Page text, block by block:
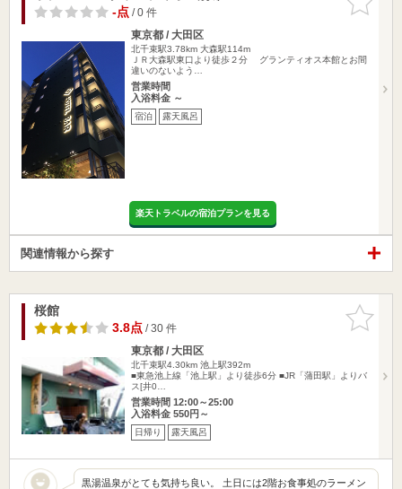
りに追加
-点/ 0 件
東京都 / 大田区
北千束駅3.78km 大森駅114m
ＪＲ大森駅東口より徒歩２分 グランティオス本館とお間
違いのないよう…
営業時間
入浴料金 ～
宿泊 露天風呂
楽天トラベルの宿泊プランを見る
関連情報から探す
お気に入
りに追加
桜館
3.8点/ 30 件
東京都 / 大田区
北千束駅4.30km 池上駅392m
■東急池上線「池上駅」より徒歩6分 ■JR「蒲田駅」よりバ
ス[井0…
営業時間 12:00～25:00
入浴料金 550円～
日帰り 露天風呂
黒湯温泉がとても気持ち良い。 土日には2階お食事処のラーメン